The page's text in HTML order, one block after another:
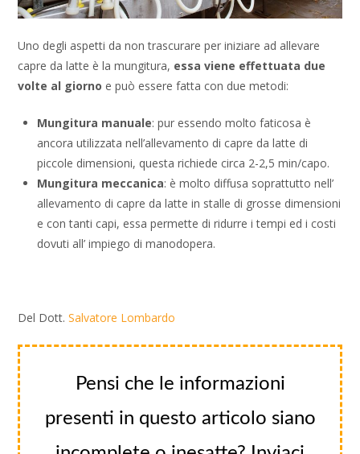
Uno degli aspetti da non trascurare per iniziare ad allevare
capre da latte è la mungitura, essa viene effettuata due
volte al giorno e può essere fatta con due metodi:
Mungitura manuale: pur essendo molto faticosa è
ancora utilizzata nell’allevamento di capre da latte di
piccole dimensioni, questa richiede circa 2-2,5 min/capo.
Mungitura meccanica: è molto diffusa soprattutto nell’
allevamento di capre da latte in stalle di grosse dimensioni
e con tanti capi, essa permette di ridurre i tempi ed i costi
dovuti all’ impiego di manodopera.
Del Dott.Salvatore Lombardo
Pensi che le informazioni
presenti in questo articolo siano